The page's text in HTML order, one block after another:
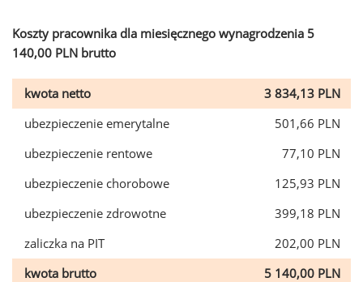
Koszty pracownika dla miesięcznego wynagrodzenia 5
140,00 PLN brutto
kwota netto
3 834,13 PLN
ubezpieczenie emerytalne
501,66 PLN
ubezpieczenie rentowe
77,10 PLN
ubezpieczenie chorobowe
125,93 PLN
ubezpieczenie zdrowotne
399,18 PLN
zaliczka na PIT
202,00 PLN
kwota brutto
5 140,00 PLN